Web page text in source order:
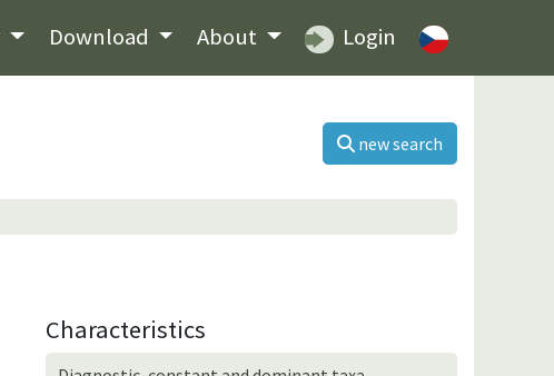
Download About Login
new search
Characteristics